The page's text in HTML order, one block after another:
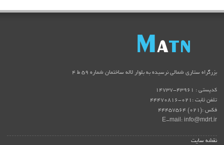
بزرگراه ستاری شمالی نرسیده به بلوار لاله ساختمان شماره ۵۹ ط ۴
کدپستی : 43961-14737
تلفن ثابت :021-44470816
فکس :(021) 44457564
E-mail: info@mdrt.ir
نقشه سایت